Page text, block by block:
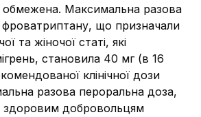
Максимальна разова
що призначали
та жіночої статі, які
становила 40 мг (в 16
клінічної дози
разова пероральна доза,
здоровим добровольцям